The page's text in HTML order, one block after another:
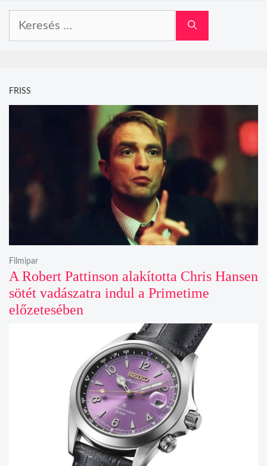
FRISS
A Robert Pattinson alakította Chris Hansen
sötét vadászatra indul a Primetime
előzetesében
Filmipar